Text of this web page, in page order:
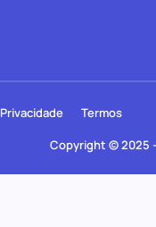
Copyright © 2025
Privacidade Termos